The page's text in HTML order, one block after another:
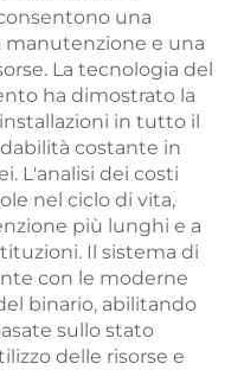
una
manutenzione e una
La tecnologia del
ha dimostrato la
in tutto il
costante in
L'analisi dei costi
nel ciclo di vita,
più lunghi e a
Il sistema di
con le moderne
binario, abilitando
sullo stato
delle risorse e